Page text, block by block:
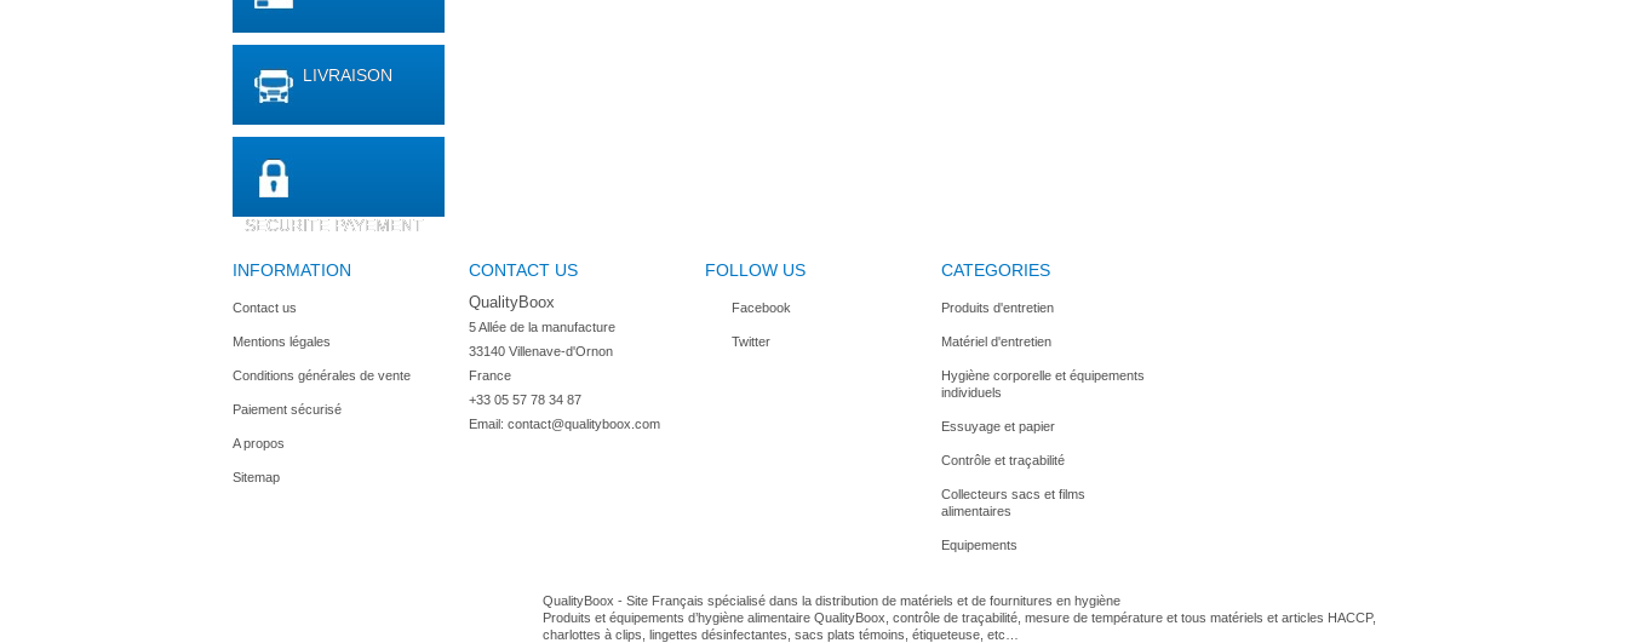
LIVRAISON
SECURITE PAYEMENT
INFORMATION
Contact us
Mentions légales
Conditions générales de vente
Paiement sécurisé
A propos
Sitemap
CONTACT US
QualityBoox
5 Allée de la manufacture
33140 Villenave-d'Ornon
France
+33 05 57 78 34 87
Email: contact@qualityboox.com
FOLLOW US
Facebook
Twitter
CATEGORIES
Produits d'entretien
Matériel d'entretien
Hygiène corporelle et équipements
individuels
Essuyage et papier
Contrôle et traçabilité
Collecteurs sacs et films
alimentaires
Equipements
QualityBoox - Site Français spécialisé dans la distribution de matériels et de fournitures en hygiène
Produits et équipements d’hygiène alimentaire QualityBoox, contrôle de traçabilité, mesure de température et tous matériels et articles HACCP,
charlottes à clips, lingettes désinfectantes, sacs plats témoins, étiqueteuse, etc…